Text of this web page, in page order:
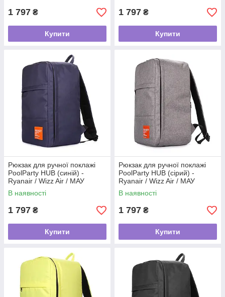
1 797 ₴
Купити
1 797 ₴
Купити
Рюкзак для ручної поклажі
PoolParty HUB (синій) -
Ryanair / Wizz Air / МАУ
В наявності
1 797 ₴
Купити
Рюкзак для ручної поклажі
PoolParty HUB (сірий) -
Ryanair / Wizz Air / МАУ
В наявності
1 797 ₴
Купити